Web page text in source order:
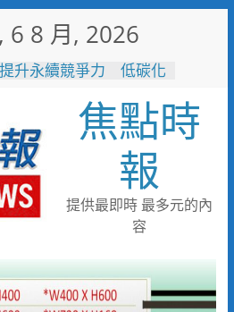
6 8 月, 2026
升永續競爭力 低碳化
腺失控 拖久恐骨折、心
障礙服務經費 竹市仁
手4大名店發起2026中
大白熊萌登場 帶你
二分局協助滯留在外男
焦點時
報
提供最即時 最多元的內
容